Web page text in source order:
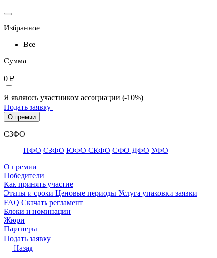
Избранное
Все
Сумма
0 ₽
Я являюсь участником ассоциации (-10%)
Подать заявку
О премии
СЗФО
ПФО СЗФО ЮФО СКФО CФО ДФО УФО
О премии
Победители
Как принять участие
Этапы и сроки Ценовые периоды Услуга упаковки заявки
FAQ Скачать регламент
Блоки и номинации
Жюри
Партнеры
Подать заявку
Назад